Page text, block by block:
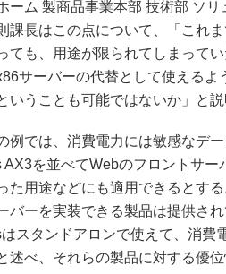
ム 製商品事業本部 技術部 ソリ
課長はこの点について、「これ
ても、用途が限られてしまって
サーバーの代替として使える
いうことも可能ではないか」と説
例では、消費電力には敏感なデ
AX3を並べてWebのフロントサー
た用途などにも適用できるとす
バーを実装できる製品は提供さ
スタンドアロンで使えて、消費
述べ、それらの製品に対する優位